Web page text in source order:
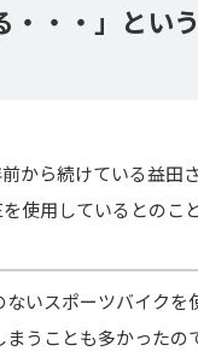
・・・」とい
から続けている益田
使用しているとのこと
ないスポーツバイク
まうことも多かった